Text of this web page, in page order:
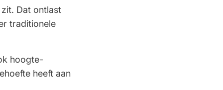
Dat ontlast
traditionele
hoogte-
heeft aan